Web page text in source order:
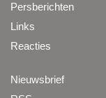
Persberichten
Links
Reacties
Nieuwsbrief